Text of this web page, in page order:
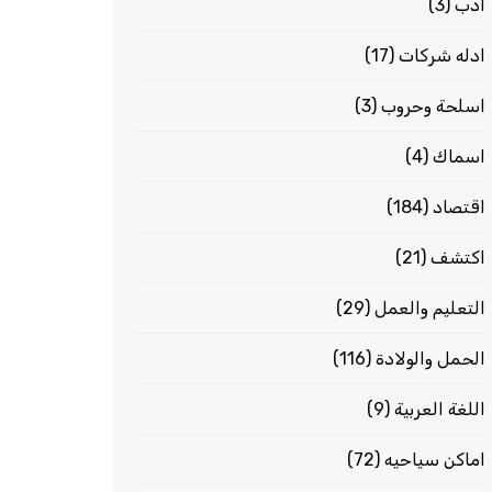
ادب (3)
ادله شركات (17)
اسلحة وحروب (3)
اسماك (4)
اقتصاد (184)
اكتشف (21)
التعليم والعمل (29)
الحمل والولادة (116)
اللغة العربية (9)
اماكن سياحيه (72)